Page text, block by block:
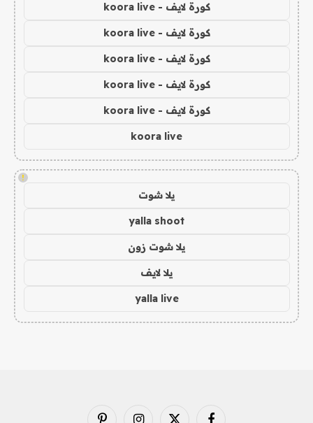
كورة لايف - koora live
كورة لايف - koora live
كورة لايف - koora live
كورة لايف - koora live
كورة لايف - koora live
koora live
!
يلا شوت
yalla shoot
يلا شوت زون
يلا لايف
yalla live